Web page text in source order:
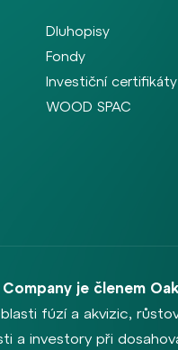
Dluhopisy
Fondy
Investiční certifikáty
WOOD SPAC
Company je členem
fúzí a akvizic,
a investory při